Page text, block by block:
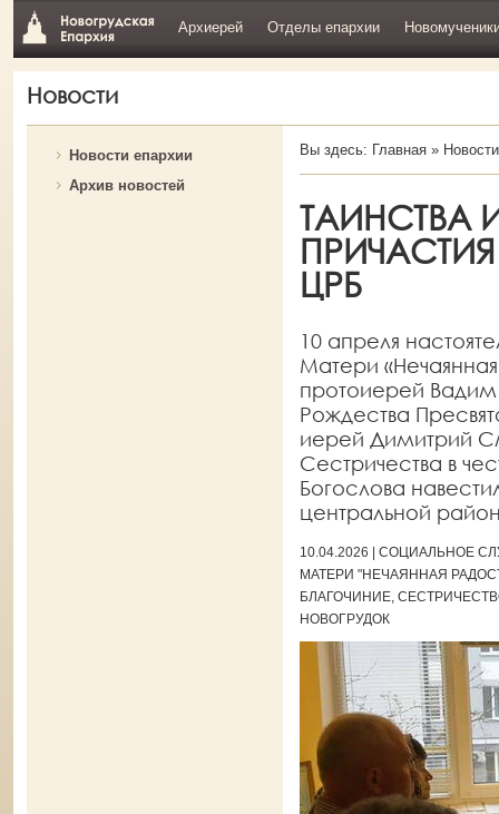
Архиерей Отделы епархии
Новости
Новости епархии
Архив новостей
Вы здесь: Главная» Новости
ТАИНСТВА
ЦРБ
10 апреля
Матери
протоиерей Вадим
Рождества
иерей Димитрий
Сестричества в
Богослова
центральной
10.04.2026 | СОЦИАЛЬНОЕ
МАТЕРИ "НЕЧАЯННАЯ
БЛАГОЧИНИЕ,
НОВОГРУДОК